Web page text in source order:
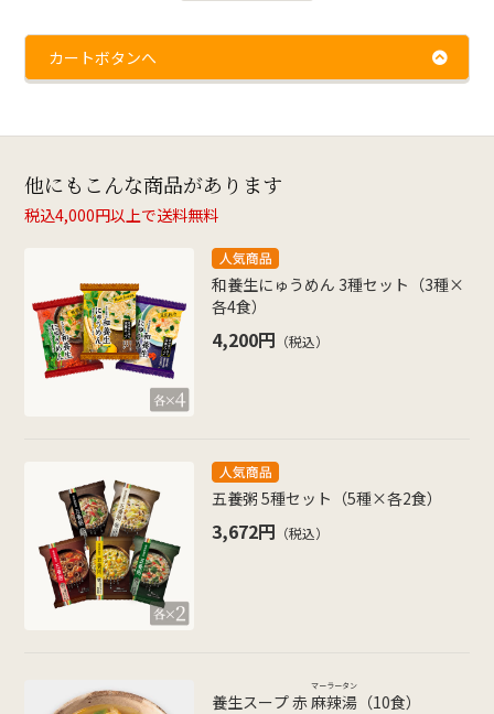
カートボタンへ
他にもこんな商品があります
税込4,000円以上で送料無料
和養生にゅうめん 3種セット（3種×
各4食）
4,200円 （税込）
五養粥 5種セット（5種×各2食）
3,672円 （税込）
養生スープ 赤麻辣湯
マーラータン
（10食）